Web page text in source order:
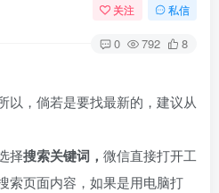
关注 私信
0 792 8
以，倘若是要找最新的，建议从
择搜索关键词， 微信直接打开工
索页面内容，如果是用电脑打